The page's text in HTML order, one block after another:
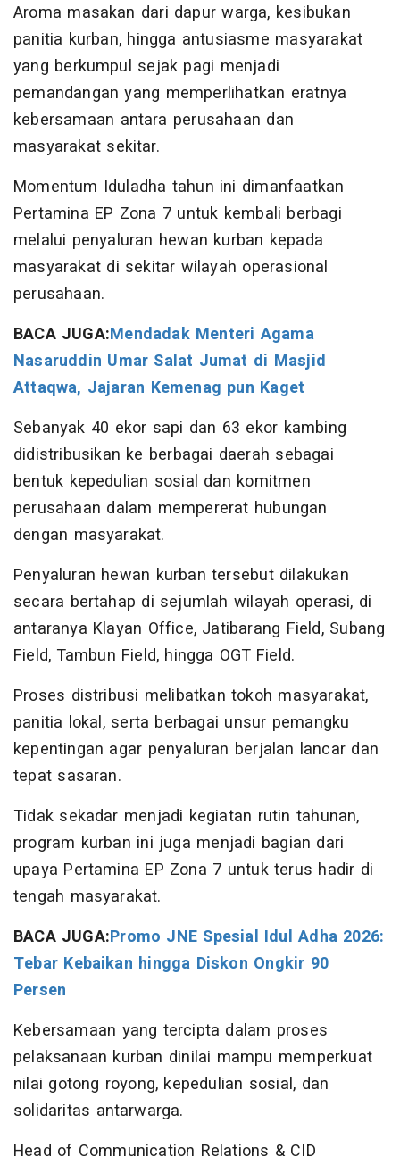
Aroma masakan dari dapur warga, kesibukan
panitia kurban, hingga antusiasme masyarakat
yang berkumpul sejak pagi menjadi
pemandangan yang memperlihatkan eratnya
kebersamaan antara perusahaan dan
masyarakat sekitar.
Momentum Iduladha tahun ini dimanfaatkan
Pertamina EP Zona 7 untuk kembali berbagi
melalui penyaluran hewan kurban kepada
masyarakat di sekitar wilayah operasional
perusahaan.
BACA JUGA:Mendadak Menteri Agama
Nasaruddin Umar Salat Jumat di Masjid
Attaqwa, Jajaran Kemenag pun Kaget
Sebanyak 40 ekor sapi dan 63 ekor kambing
didistribusikan ke berbagai daerah sebagai
bentuk kepedulian sosial dan komitmen
perusahaan dalam mempererat hubungan
dengan masyarakat.
Penyaluran hewan kurban tersebut dilakukan
secara bertahap di sejumlah wilayah operasi, di
antaranya Klayan Office, Jatibarang Field, Subang
Field, Tambun Field, hingga OGT Field.
Proses distribusi melibatkan tokoh masyarakat,
panitia lokal, serta berbagai unsur pemangku
kepentingan agar penyaluran berjalan lancar dan
tepat sasaran.
Tidak sekadar menjadi kegiatan rutin tahunan,
program kurban ini juga menjadi bagian dari
upaya Pertamina EP Zona 7 untuk terus hadir di
tengah masyarakat.
BACA JUGA:Promo JNE Spesial Idul Adha 2026:
Tebar Kebaikan hingga Diskon Ongkir 90
Persen
Kebersamaan yang tercipta dalam proses
pelaksanaan kurban dinilai mampu memperkuat
nilai gotong royong, kepedulian sosial, dan
solidaritas antarwarga.
Head of Communication Relations & CID